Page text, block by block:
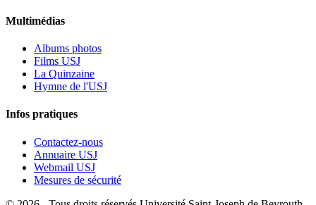
Multimédias
Albums photos
Films USJ
La Quinzaine
Hymne de l'USJ
Infos pratiques
Contactez-nous
Annuaire USJ
Webmail USJ
Mesures de sécurité